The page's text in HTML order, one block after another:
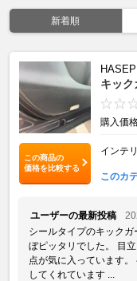
新着順
この商品の
価格を比較する
キック
購入価
インテ
このカ
ユーザーの最新投稿
シールタイプのキック
ぼピッタリでした。 目
点が気に入っています
してくれています ...